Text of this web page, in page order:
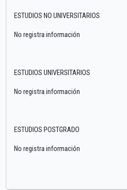
ESTUDIOS NO UNIVERSITARIOS
No registra información
ESTUDIOS UNIVERSITARIOS
No registra información
ESTUDIOS POSTGRADO
No registra información